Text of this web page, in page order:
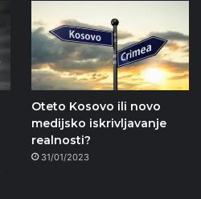
Oteto Kosovo ili novo
medijsko iskrivljavanje
realnosti?
31/01/2023